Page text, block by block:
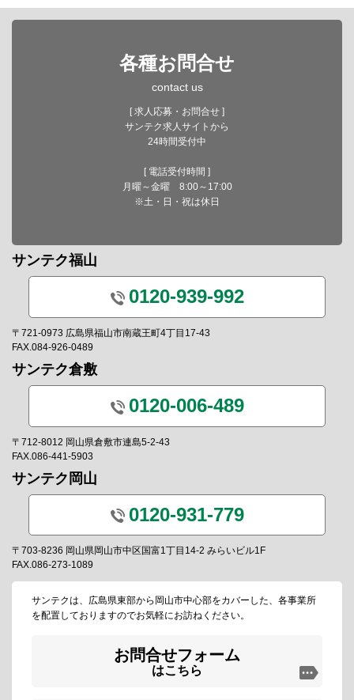
各種お問合せ
contact us
[ 求人応募・お問合せ ]
サンテク求人サイトから
24時間受付中
[ 電話受付時間 ]
月曜～金曜 8:00～17:00
※土・日・祝は休日
サンテク福山
0120-939-992
〒721-0973 広島県福山市南蔵王町4丁目17-43
FAX.084-926-0489
サンテク倉敷
0120-006-489
〒712-8012 岡山県倉敷市連島5-2-43
FAX.086-441-5903
サンテク岡山
0120-931-779
〒703-8236 岡山県岡山市中区国富1丁目14-2 みらいビル1F
FAX.086-273-1089
サンテクは、広島県東部から岡山市中心部をカバーした、各事業所
を配置しておりますのでお気軽にお訪ねください。
お問合せフォーム
はこちら